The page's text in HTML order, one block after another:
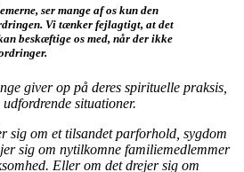
ser mange af os kun den
Vi tænker fejlagtigt, at det
beskæftige os med, når der ikke
giver op på deres spirituelle praksis,
situationer.
sig om et tilsandet parforhold, sygdom
sig om nytilkomne familiemedlemmer
Eller om det drejer sig om